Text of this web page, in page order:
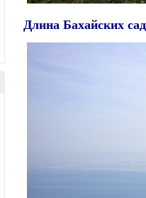
Длина Бахайских